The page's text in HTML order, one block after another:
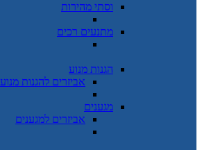
וסתי מהירות
מתנעים רכים
הגנות מנוע
אביזרים להגנות מנוע
מגענים
אביזרים למגענים